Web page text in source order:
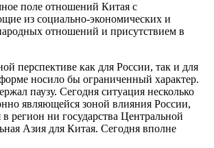
поле отношений Китая с
из социально-экономических и
отношений и присутствием в
перспективе как для России, так и для
носило бы ограниченный характер.
паузу. Сегодня ситуация несколько
являющейся зоной влияния России,
регион ни государства Центральной
Азия для Китая. Сегодня вполне